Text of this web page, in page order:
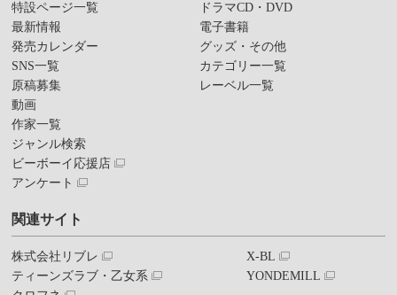
特設ページ一覧
最新情報
発売カレンダー
SNS一覧
原稿募集
動画
作家一覧
ジャンル検索
ビーボーイ応援店
アンケート
ドラマCD・DVD
電子書籍
グッズ・その他
カテゴリー一覧
レーベル一覧
関連サイト
株式会社リブレ
ティーンズラブ・乙女系
X-BL
YONDEMILL